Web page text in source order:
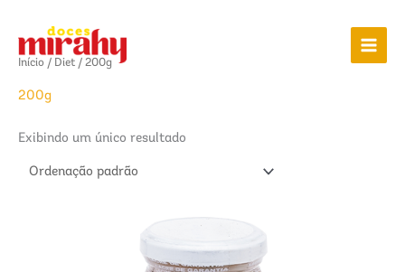
conteúdo
Início / Diet / 200g
200g
Exibindo um único resultado